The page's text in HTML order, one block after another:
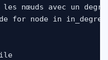
nœuds avec un
for node in